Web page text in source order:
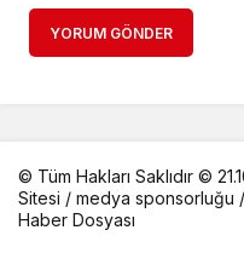
YORUM GÖNDER
© Tüm Hakları Saklıdır ©
Sitesi / medya sponsorluğu /
Haber Dosyası